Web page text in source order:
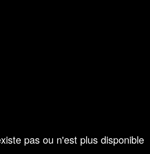
pas ou n'est plus disponible